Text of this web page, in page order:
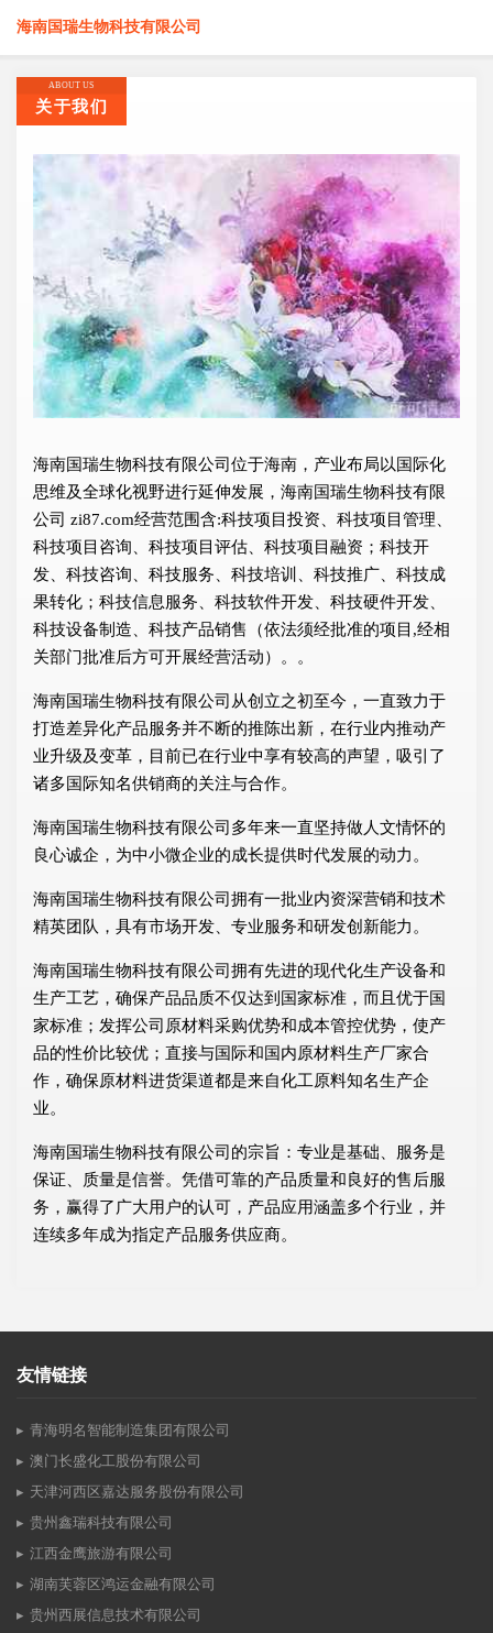
海南国瑞生物科技有限公司
ABOUT US
关于我们
海南国瑞生物科技有限公司位于海南，产业布局以国际化
思维及全球化视野进行延伸发展，海南国瑞生物科技有限
公司 zi87.com经营范围含:科技项目投资、科技项目管理、
科技项目咨询、科技项目评估、科技项目融资；科技开
发、科技咨询、科技服务、科技培训、科技推广、科技成
果转化；科技信息服务、科技软件开发、科技硬件开发、
科技设备制造、科技产品销售（依法须经批准的项目,经相
关部门批准后方可开展经营活动）。。
海南国瑞生物科技有限公司从创立之初至今，一直致力于
打造差异化产品服务并不断的推陈出新，在行业内推动产
业升级及变革，目前已在行业中享有较高的声望，吸引了
诸多国际知名供销商的关注与合作。
海南国瑞生物科技有限公司多年来一直坚持做人文情怀的
良心诚企，为中小微企业的成长提供时代发展的动力。
海南国瑞生物科技有限公司拥有一批业内资深营销和技术
精英团队，具有市场开发、专业服务和研发创新能力。
海南国瑞生物科技有限公司拥有先进的现代化生产设备和
生产工艺，确保产品品质不仅达到国家标准，而且优于国
家标准；发挥公司原材料采购优势和成本管控优势，使产
品的性价比较优；直接与国际和国内原材料生产厂家合
作，确保原材料进货渠道都是来自化工原料知名生产企
业。
海南国瑞生物科技有限公司的宗旨：专业是基础、服务是
保证、质量是信誉。凭借可靠的产品质量和良好的售后服
务，赢得了广大用户的认可，产品应用涵盖多个行业，并
连续多年成为指定产品服务供应商。
友情链接
青海明名智能制造集团有限公司
澳门长盛化工股份有限公司
天津河西区嘉达服务股份有限公司
贵州鑫瑞科技有限公司
江西金鹰旅游有限公司
湖南芙蓉区鸿运金融有限公司
贵州西展信息技术有限公司